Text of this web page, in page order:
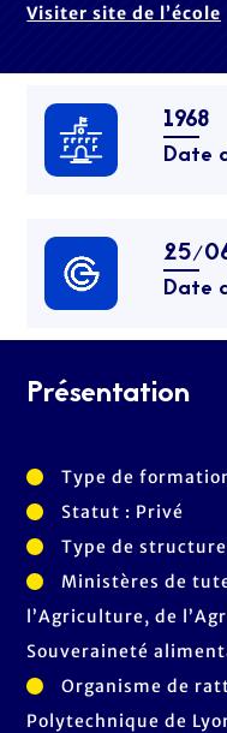
Visiter site de l’école
1968
Date
25/
Date
Présentation
Type de
Statut : Privé
Type de structure
Ministères de
l’Agriculture, de
Souveraineté
Organisme de
Polytechnique de